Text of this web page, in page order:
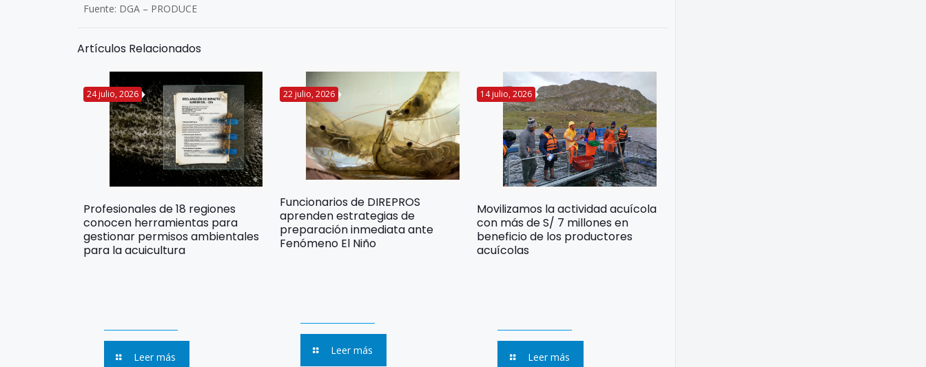
Fuente: DGA – PRODUCE
Artículos Relacionados
24 julio, 2026
Profesionales de 18 regiones
conocen herramientas para
gestionar permisos ambientales
para la acuicultura
Leer más
22 julio, 2026
Funcionarios de DIREPROS
aprenden estrategias de
preparación inmediata ante
Fenómeno El Niño
Leer más
14 julio, 2026
Movilizamos la actividad acuícola
con más de S/ 7 millones en
beneficio de los productores
acuícolas
Leer más